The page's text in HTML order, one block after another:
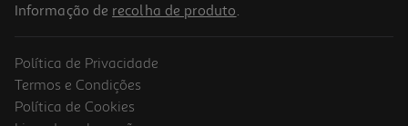
Informação de recolha de produto.
Política de Privacidade
Termos e Condições
Política de Cookies